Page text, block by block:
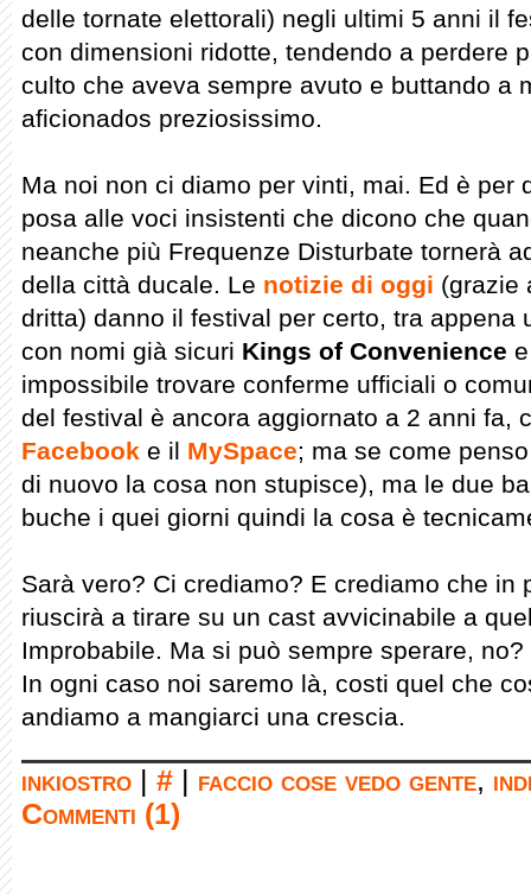
delle tornate elettorali) negli ultimi 5 anni il
con dimensioni ridotte, tendendo a perdere
culto che aveva sempre avuto e buttando a
aficionados preziosissimo.
Ma noi non ci diamo per vinti, mai. Ed è per
posa alle voci insistenti che dicono che
neanche più Frequenze Disturbate tornerà
della città ducale. Le notizie di oggi (grazie
dritta) danno il festival per certo, tra appena
con nomi già sicuri Kings of Convenience
impossibile trovare conferme ufficiali o
del festival è ancora aggiornato a 2 anni fa,
Facebook e il MySpace; ma se come
di nuovo la cosa non stupisce), ma le due
buche i quei giorni quindi la cosa è
Sarà vero? Ci crediamo? E crediamo che in
riuscirà a tirare su un cast avvicinabile a
Improbabile. Ma si può sempre sperare, no?
In ogni caso noi saremo là, costi quel che
andiamo a mangiarci una crescia.
inkiostro # faccio cose vedo gente,
Commenti (1)